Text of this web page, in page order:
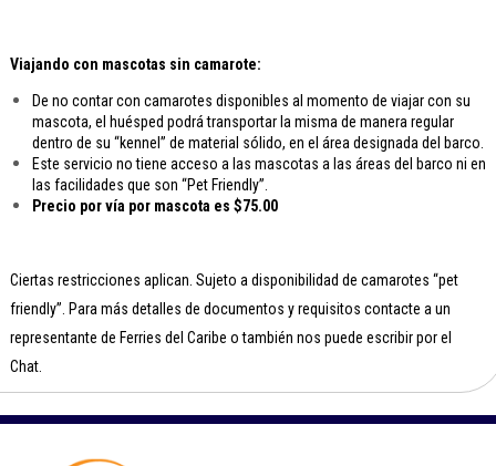
Viajando con mascotas sin camarote:
De no contar con camarotes disponibles al momento de viajar con su
mascota, el huésped podrá transportar la misma de manera regular
dentro de su “kennel” de material sólido, en el área designada del barco.
Este servicio no tiene acceso a las mascotas a las áreas del barco ni en
las facilidades que son “Pet Friendly”.
Precio por vía por mascota es $75.00
Ciertas restricciones aplican. Sujeto a disponibilidad de camarotes “pet
friendly”. Para más detalles de documentos y requisitos contacte a un
representante de Ferries del Caribe o también nos puede escribir por el
Chat.